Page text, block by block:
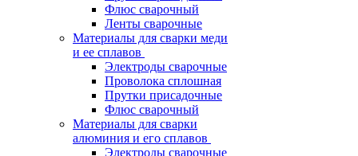
Флюс сварочный
Ленты сварочные
Материалы для сварки меди
и ее сплавов
Электроды сварочные
Проволока сплошная
Прутки присадочные
Флюс сварочный
Материалы для сварки
алюминия и его сплавов
Электроды сварочные